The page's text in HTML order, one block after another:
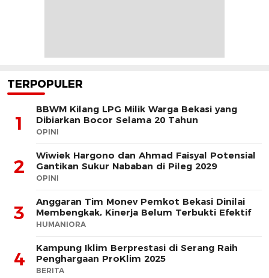
TERPOPULER
1
BBWM Kilang LPG Milik Warga Bekasi yang
Dibiarkan Bocor Selama 20 Tahun
OPINI
2
Wiwiek Hargono dan Ahmad Faisyal Potensial
Gantikan Sukur Nababan di Pileg 2029
OPINI
3
Anggaran Tim Monev Pemkot Bekasi Dinilai
Membengkak, Kinerja Belum Terbukti Efektif
HUMANIORA
4
Kampung Iklim Berprestasi di Serang Raih
Penghargaan ProKlim 2025
BERITA